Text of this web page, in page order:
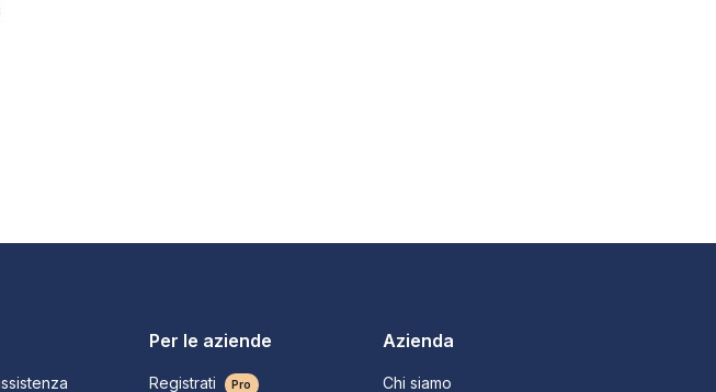
Per le aziende
Registrati Pro
Azienda
Chi siamo